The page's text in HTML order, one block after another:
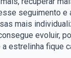
seguimento
mais
evoluir,
estrelinha fique